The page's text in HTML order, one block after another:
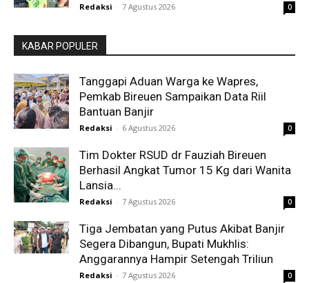
Redaksi - 7 Agustus 2026 0
KABAR POPULER
Tanggapi Aduan Warga ke Wapres,
Pemkab Bireuen Sampaikan Data Riil
Bantuan Banjir
Redaksi - 6 Agustus 2026 0
Tim Dokter RSUD dr Fauziah Bireuen
Berhasil Angkat Tumor 15 Kg dari Wanita
Lansia...
Redaksi - 7 Agustus 2026 0
Tiga Jembatan yang Putus Akibat Banjir
Segera Dibangun, Bupati Mukhlis:
Anggarannya Hampir Setengah Triliun
Redaksi - 7 Agustus 2026 0